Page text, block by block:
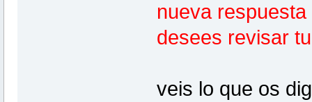
nueva
desees revisar
veis lo que os